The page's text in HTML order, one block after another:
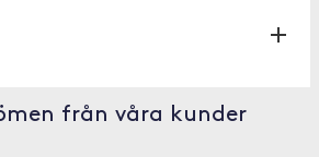
från våra kunder